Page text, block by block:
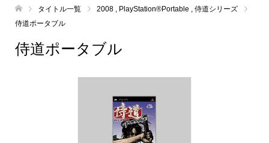
タイトル一覧 2008 PlayStation®Portable
侍道シリーズ
侍道ポータブル
侍道ポータブル